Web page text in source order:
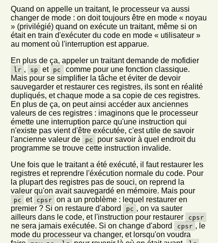
Quand on appelle un traitant, le processeur va aussi
changer de mode : on doit toujours être en mode « noyau
» (privilégié) quand on exécute un traitant, même si on
était en train d'exécuter du code en mode « utilisateur »
au moment où l'interruption est apparue.
En plus de ça, appeler un traitant demande de mofidier
lr , sp et pc
comme pour une fonction classique.
Mais pour se simplifier la tâche et éviter de devoir
sauvegarder et restaurer ces registres, ils sont en réalité
dupliqués, et chaque mode a sa copie de ces registres.
En plus de ça, on peut ainsi accéder aux anciennes
valeurs de ces registres : imaginons que le processeur
émette une interruption parce qu'une instruction qui
n'existe pas vient d'être exécutée, c'est utile de savoir
l'ancienne valeur de
pc
pour savoir à quel endroit du
programme se trouve cette instruction invalide.
Une fois que le traitant a été exécuté, il faut restaurer les
registres et reprendre l'éxécution normale du code. Pour
la plupart des registres pas de souci, on reprend la
valeur qu'on avait sauvegardé en mémoire. Mais pour
pc et cpsr
on a un problème : lequel restaurer en
premier ? Si on restaure d'abord
pc , on va sauter
ailleurs dans le code, et l'instruction pour restaurer
cpsr
ne sera jamais exécutée. Si on change d'abord cpsr , le
mode du processeur va changer, et lorsqu'on voudra